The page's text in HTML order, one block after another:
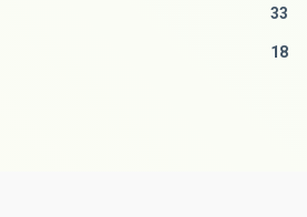
33
18